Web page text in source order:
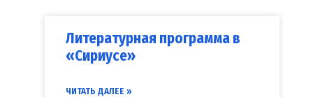
Литературная программа в
«Сириусе»
ЧИТАТЬ ДАЛЕЕ »